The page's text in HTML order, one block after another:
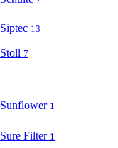
Siptec 13
Stoll 7
Sunflower 1
Sure Filter 1